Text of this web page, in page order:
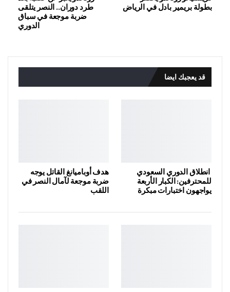
بطولة بريمير بادل في الرياض
طرد دوران.. النصر يتلقى
ضربة موجعة في سباق
الدوري
قد يعجبك ايضا
انطلاق الدوري السعودي
للمحترفين: الكبار الأربعة
يواجهون اختبارات مبكرة
هدف أوباميانغ القاتل يوجه
ضربة موجعة لآمال النصر في
اللقب